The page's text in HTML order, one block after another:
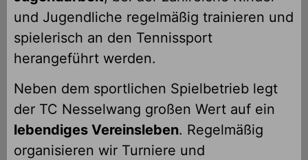
und Jugendliche regelmäßig trainieren und
spielerisch an den Tennissport
herangeführt werden.
Neben dem sportlichen Spielbetrieb legt
der TC Nesselwang großen Wert auf ein
lebendiges Vereinsleben. Regelmäßig
organisieren wir Turniere und